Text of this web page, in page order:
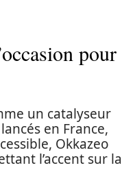
pour
un catalyseur
en France,
Okkazeo
l’accent sur la